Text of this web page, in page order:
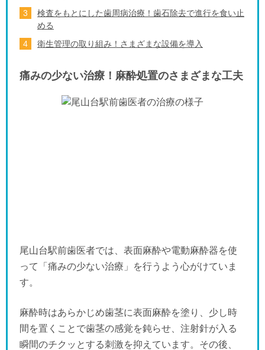
検査をもとにした歯周病治療！歯石除去で進行を食い止
める
衛生管理の取り組み！さまざまな設備を導入
痛みの少ない治療！麻酔処置のさまざまな工夫
尾山台駅前歯医者では、表面麻酔や電動麻酔器を使
って「痛みの少ない治療」を行うよう心がけていま
す。
麻酔時はあらかじめ歯茎に表面麻酔を塗り、少し時
間を置くことで歯茎の感覚を鈍らせ、注射針が入る
瞬間のチクッとする刺激を抑えています。その後、